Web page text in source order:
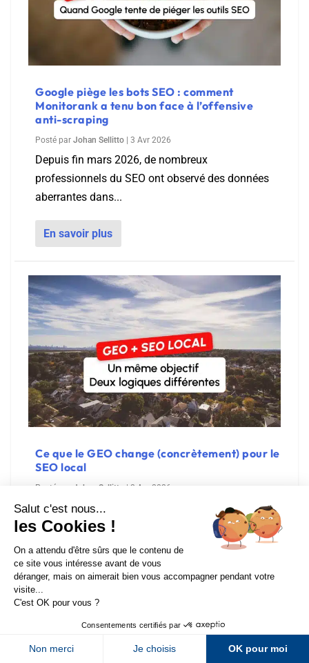
Sur LinkedIn Sur Youtube
Sur X Sur Facebook
Newsletter Abondance
Google piège les bots SEO : comment
Monitorank a tenu bon face à l’offensive
anti-scraping
Posté par Johan Sellitto 3 Avr 2026
Depuis fin mars 2026, de nombreux
professionnels du SEO ont observé des données
aberrantes dans...
En savoir plus
Ce que le GEO change (concrètement) pour le
SEO local
Posté par Johan Sellitto | 2 Avr 2026
Article sponsorisé par Foxglove Pendant des
années, la question qui animait un acteur local
était...
En savoir plus